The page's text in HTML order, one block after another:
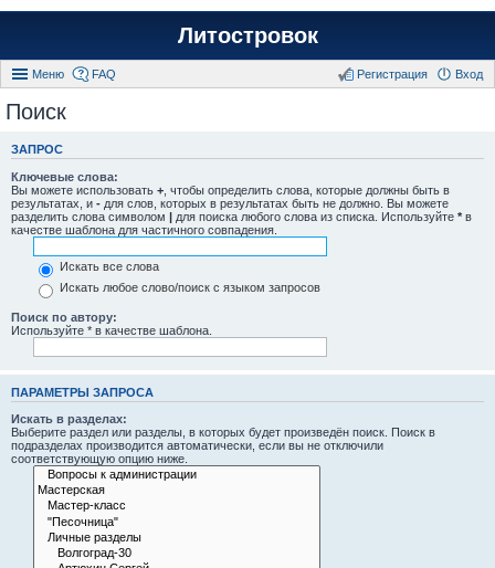
Литостровок
Меню FAQ Вход
Регистрация
Поиск
ЗАПРОС
Ключевые слова:
Вы можете использовать + , чтобы определить слова, которые должны быть в
результатах, и - для слов, которых в результатах быть не должно. Вы можете
разделить слова символом | для поиска любого слова из списка. Используйте * в
качестве шаблона для частичного совпадения.
Искать все слова
Искать любое слово/поиск с языком запросов
Поиск по автору:
Используйте * в качестве шаблона.
ПАРАМЕТРЫ ЗАПРОСА
Искать в разделах:
Выберите раздел или разделы, в которых будет произведён поиск. Поиск в
подразделах производится автоматически, если вы не отключили
соответствующую опцию ниже.